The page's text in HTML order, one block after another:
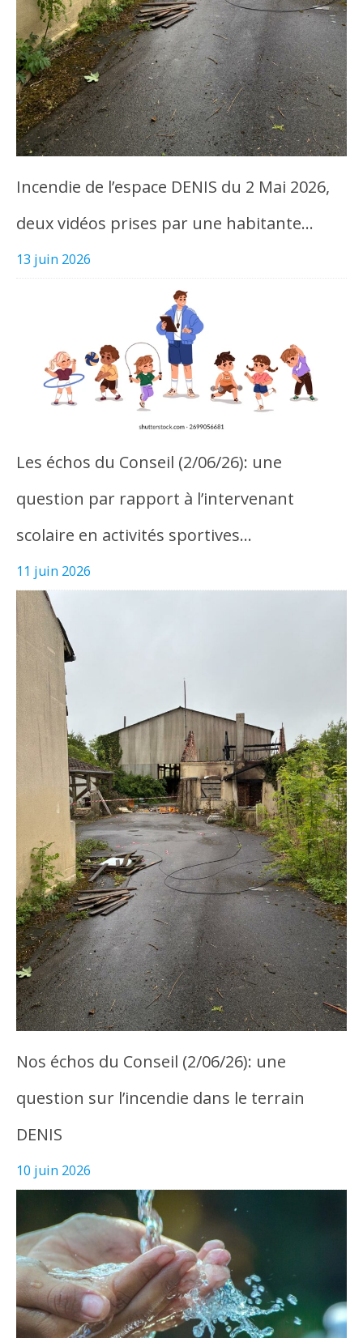
Incendie de l’espace DENIS du 2 Mai 2026,
deux vidéos prises par une habitante…
13 juin 2026
Les échos du Conseil (2/06/26): une
question par rapport à l’intervenant
scolaire en activités sportives…
11 juin 2026
Nos échos du Conseil (2/06/26): une
question sur l’incendie dans le terrain
DENIS
10 juin 2026